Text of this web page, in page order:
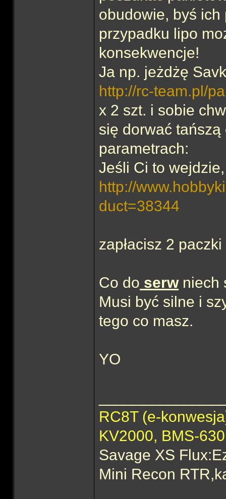
obudowie, byś ich
przypadku lipo
konsekwencje!
Ja np. jeżdżę
http://rc-team.pl/
x 2 szt. i sobie
się dorwać
parametrach:
Jeśli Ci to
http://
duct=38344
zapłacisz 2
Co do serwniech
Musi być silne i
tego co masz.
YO
RC8T (e-
KV2000, BMS-
Savage XS
Mini Recon